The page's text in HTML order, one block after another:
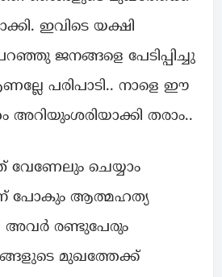
ഇവിടെ യക്ഷി
ജനങ്ങളെ പേടിപ്പിച്ചു
പരിപാടി.. നാളെ ഈ
തരാം..
വേണേലും ചെയ്യാം
പോകും ആത്മഹത്യ
അവർ രണ്ടുപേരും
മുഖത്തേക്ക്